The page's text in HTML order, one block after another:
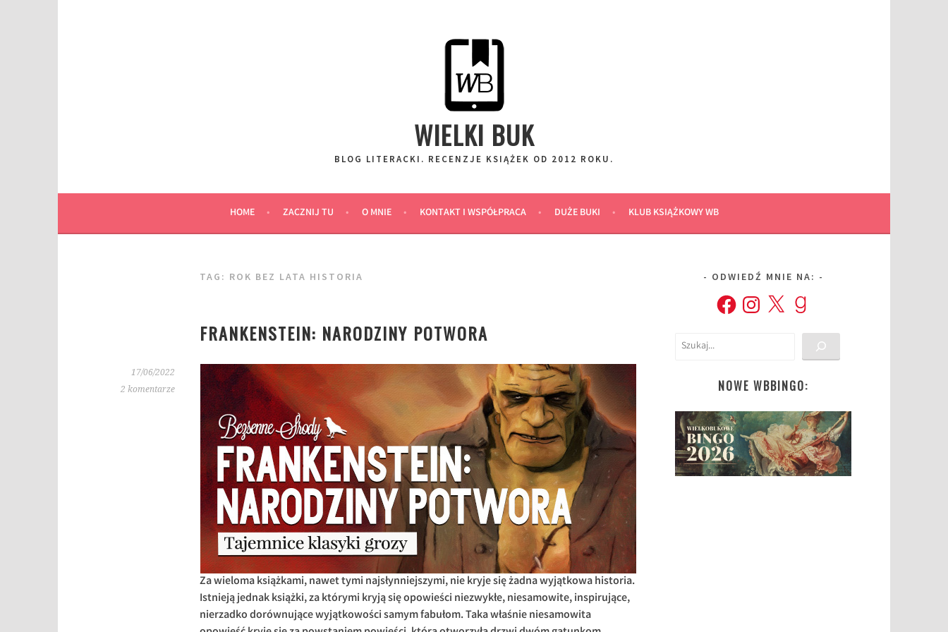
WIELKI BUK
BLOG LITERACKI. RECENZJE KSIĄŻEK OD 2012 ROKU.
HOME ZACZNIJ TU O MNIE KONTAKT I WSPÓŁPRACA DUŻE BUKI KLUB KSIĄŻKOWY WB
TAG: ROK BEZ LATA HISTORIA
FRANKENSTEIN: NARODZINY POTWORA
17/06/2022
2 komentarze
Za wieloma książkami, nawet tymi najsłynniejszymi, nie kryje się żadna wyjątkowa historia.
Istnieją jednak książki, za którymi kryją się opowieści niezwykłe, niesamowite, inspirujące,
nierzadko dorównujące wyjątkowości samym fabułom. Taka właśnie niesamowita
ODWIEDŹ MNIE NA:
FacebookInstagram
X Goodreads
Szukaj
NOWE WBBINGO: